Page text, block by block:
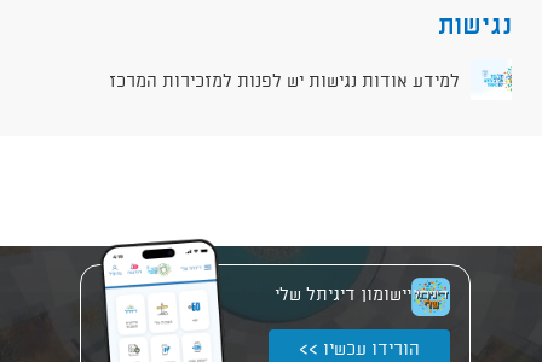
נגישות
למידע אודות נגישות יש לפנות למזכירות המרכז
יישומון דיגיתל שלי
הורידו עכשיו >>